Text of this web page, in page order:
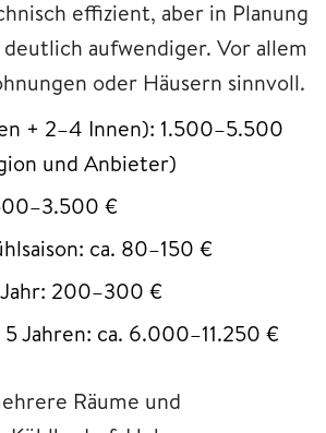
effizient, aber in Planung
aufwendiger. Vor allem
oder Häusern sinnvoll.
+ 2–4 Innen): 1.500–5.500
und Anbieter)
€
ca. 80–150 €
200–300 €
Jahren: ca. 6.000–11.250 €
Räume und